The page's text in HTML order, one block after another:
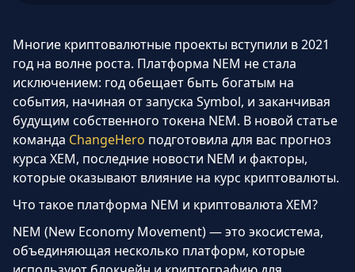
Многие криптовалютные проекты вступили в 2021
год на волне роста. Платформа NEM не стала
исключением: год обещает быть богатым на
события, начиная от запуска Symbol, и заканчивая
будущим собственного токена NEM. В новой статье
команда ChangeHero подготовила для вас прогноз
курса XEM, последние новости NEM и факторы,
которые оказывают влияние на курс криптовалюты.
Что такое платформа NEM и криптовалюта XEM?
NEM (New Economy Movement) — это экосистема,
объединяющая несколько платформ, которые